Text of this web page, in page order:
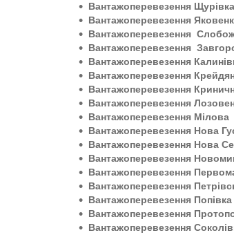
Вантажоперевезення Щурівка
Вантажоперевезення
Вантажоперевезення
Вантажоперевезення
Вантажоперевезення
Вантажоперевезення
Вантажоперевезення
Вантажоперевезення
Вантажоперевезення Мілова
Вантажоперевезення Нова
Вантажоперевезення Нова
Вантажоперевезення
Вантажоперевезення
Вантажоперевезення
Вантажоперевезення Попівка
Вантажоперевезення
Вантажоперевезення